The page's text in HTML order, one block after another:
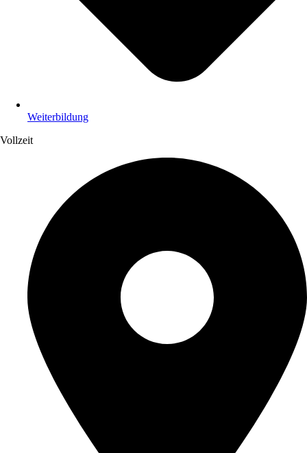
Weiterbildung
Vollzeit